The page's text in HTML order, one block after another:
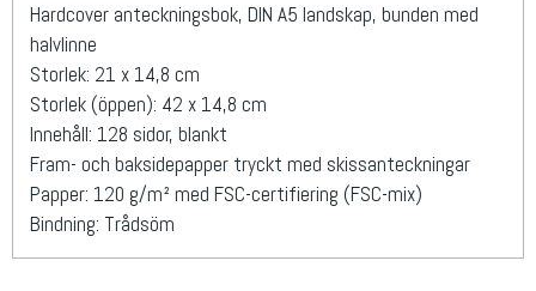
Hardcover anteckningsbok, DIN A5 landskap, bunden med
halvlinne
Storlek: 21 x 14,8 cm
Storlek (öppen): 42 x 14,8 cm
Innehåll: 128 sidor, blankt
Fram- och baksidepapper tryckt med skissanteckningar
Papper: 120 g/m² med FSC-certifiering (FSC-mix)
Bindning: Trådsöm